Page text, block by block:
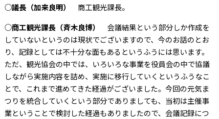
○議長（加来良明）
商工観光課長。
○商工観光課長（斉木良博）
会議結果という部分しか作成を
していないというのは現状でございますので、今のお話のとお
り、記録としては不十分な面もあるというふうには思います。
ただ、観光協会の中では、いろいろな事業を役員会の中で協議
しながら実施内容を詰め、実施に移行していくというふうなこ
とで、これまで進めてきた経過がございました。今回の元気ま
つりを統合していくという部分でありましても、当初は主催事
業ということで検討した経過もありましたので、会議記録につ